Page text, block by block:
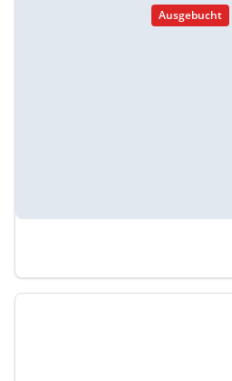
Ausgebucht